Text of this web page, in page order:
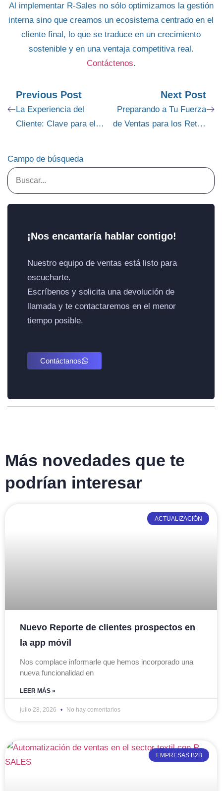
Al implementarR-Sales no sólo optimizamos la gestión
interna sino que creamos un ecosistema centrado en el
cliente final, lo que se traduce en un crecimiento
sostenible y en una ventaja competitiva real.
Contáctenos.
Previous Post
La Experiencia del
Cliente: Clave para el
Next Post
Preparando a Tu Fuerza
de Ventas para los Retos
Campo de búsqueda
¡Nos encantaría hablar contigo!
Nuestro equipo de ventas está listo para
escucharte.
Escríbenos y solicita una devolución de
llamada y te contactaremos en el menor
tiempo posible.
Contáctanos
Más novedades que te
podrían interesar
ACTUALIZACIÓN
Nuevo Reporte de clientes prospectos en
la app móvil
Nos complace informarle que hemos incorporado una
nueva funcionalidad en
LEER MÁS »
julio 28, 2026 No hay comentarios
EMPRESAS B2B